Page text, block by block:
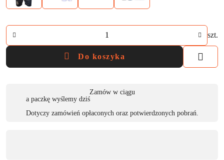
szt.
Do koszyka
płatność
Zamów w ciągu
a paczkę wyślemy dziś
Dotyczy zamówień opłaconych oraz potwierdzonych pobrań.